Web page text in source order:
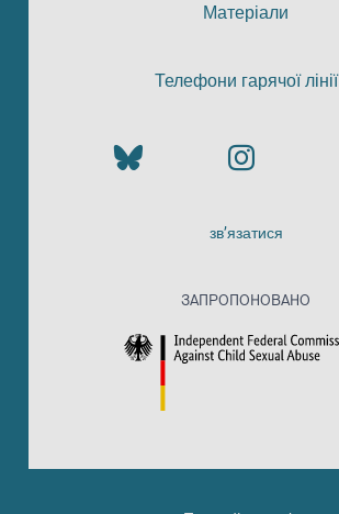
Матеріали
Телефони гарячої лінії
зв’язатися
ЗАПРОПОНОВАНО